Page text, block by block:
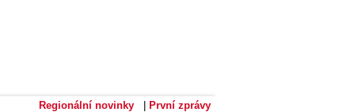
Regionální novinky První zprávy